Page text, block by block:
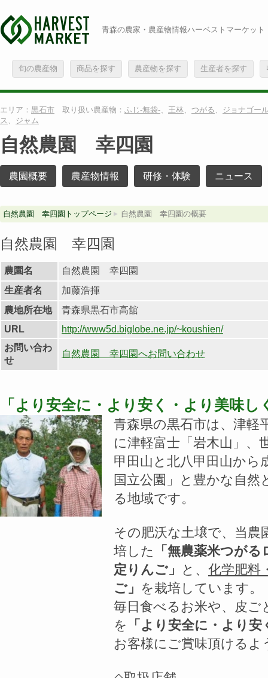
青森の農家・農産物情報ハーベストマーケット
旬の農産物 商品を探す 農産物を探す 生産者を探す
エリア： 黒石市 取り扱い農産物： ふじ-無袋-、 王林、 つがる、 ジョナゴー
ス 、 ジャム
自然農園 幸四園
農園概要 農産物情報 研修・体験 ニュース
自然農園 幸四園トップページ 自然農園 幸四園の概要
自然農園 幸四園
農園名
自然農園 幸四園
生産者名
加藤浩揮
農地所在地
青森県黒石市高舘
URL
http://www5d.biglobe.ne.jp/~koushien/
お問い合わ
せ
自然農園 幸四園へお問い合わせ
「より安全に・より安く・より美味し
青森県の黒石市は、津軽
に津軽富士「岩木山」、
甲田山と北八甲田山から
国立公園」と豊かな自
る地域です。
その肥沃な土壌で、当農
培した
「無農薬米つが
定りんご」 と、 化学肥料
ご」 を栽培しています。
毎日食べるお米や、皮
を
「より安全に・より
お客様にご賞味頂ける